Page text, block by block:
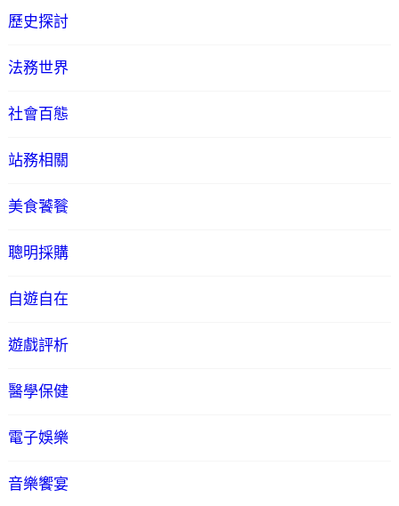
歷史探討
法務世界
社會百態
站務相關
美食饕餮
聰明採購
自遊自在
遊戲評析
醫學保健
電子娛樂
音樂饗宴